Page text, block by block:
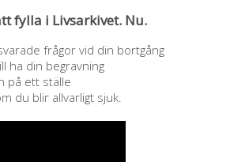
fylla i Livsarkivet. Nu.
frågor vid din bortgång
ha din begravning
på ett ställe
du blir allvarligt sjuk.